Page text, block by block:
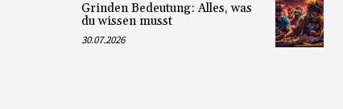
Grinden Bedeutung: Alles, was
du wissen musst
30.07.2026